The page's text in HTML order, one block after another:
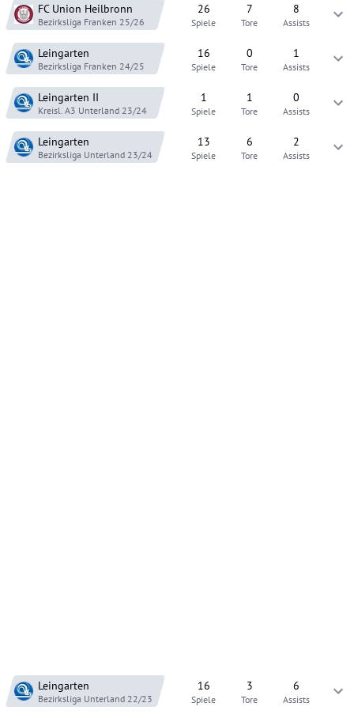
FC Union Heilbronn
Bezirksliga Franken 25/26
26
Spiele
7
Tore
8
Assists
Leingarten
Bezirksliga Franken 24/25
16
Spiele
0
Tore
1
Assists
Leingarten II
Kreisl. A3 Unterland 23/24
1
Spiele
1
Tore
0
Assists
Leingarten
Bezirksliga Unterland 23/24
13
Spiele
6
Tore
2
Assists
Leingarten
Bezirksliga Unterland 22/23
16
Spiele
3
Tore
6
Assists